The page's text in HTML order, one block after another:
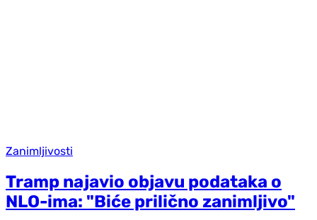
Zanimljivosti
Tramp najavio objavu podataka o
NLO-ima: "Biće prilično zanimljivo"